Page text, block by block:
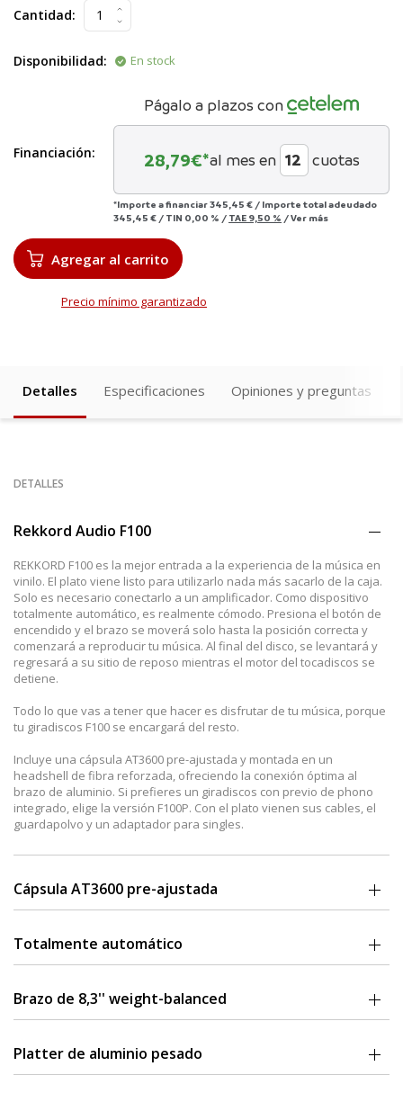
Cantidad:
Disponibilidad: En stock
Financiación:
Págalo a plazos con
28,79€*al mes en cuotas
*Importe a financiar345,45 € / Importe total adeudado
345,45 € / TIN 0,00 % / TAE 9,50 % /Ver más
Agregar al carrito
Precio mínimo garantizado
Detalles Especificaciones Opiniones y preguntas
DETALLES
Rekkord Audio F100
REKKORD F100 es la mejor entrada a la experiencia de la música en
vinilo. El plato viene listo para utilizarlo nada más sacarlo de la caja.
Solo es necesario conectarlo a un amplificador. Como dispositivo
totalmente automático, es realmente cómodo. Presiona el botón de
encendido y el brazo se moverá solo hasta la posición correcta y
comenzará a reproducir tu música. Al final del disco, se levantará y
regresará a su sitio de reposo mientras el motor del tocadiscos se
detiene.
Todo lo que vas a tener que hacer es disfrutar de tu música, porque
tu giradiscos F100 se encargará del resto.
Incluye una cápsula AT3600 pre-ajustada y montada en un
headshell de fibra reforzada, ofreciendo la conexión óptima al
brazo de aluminio. Si prefieres un giradiscos con previo de phono
integrado, elige la versión F100P. Con el plato vienen sus cables, el
guardapolvo y un adaptador para singles.
Cápsula AT3600 pre-ajustada
en un headshell reforzado de fibra de carbono.
Totalmente automático
reproduce el disco. Comodidad sin comprometer la calidad de
Brazo de 8,3'' weight-balanced
tip-ball fabricados por la firma. Fuerza de tracking y anti-skating
Platter de aluminio pesado